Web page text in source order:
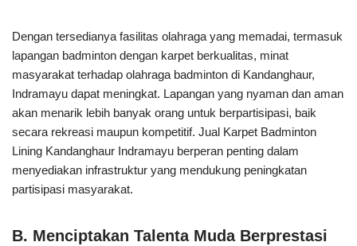
Dengan tersedianya fasilitas olahraga yang memadai, termasuk
lapangan badminton dengan karpet berkualitas, minat
masyarakat terhadap olahraga badminton di Kandanghaur,
Indramayu dapat meningkat. Lapangan yang nyaman dan aman
akan menarik lebih banyak orang untuk berpartisipasi, baik
secara rekreasi maupun kompetitif. Jual Karpet Badminton
Lining Kandanghaur Indramayu berperan penting dalam
menyediakan infrastruktur yang mendukung peningkatan
partisipasi masyarakat.
B. Menciptakan Talenta Muda Berprestasi